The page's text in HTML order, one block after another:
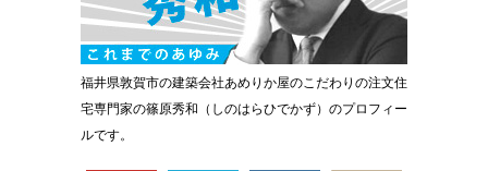
福井県敦賀市の建築会社あめりか屋のこだわりの注文住
宅専門家の篠原秀和（しのはらひでかず）のプロフィー
ルです。